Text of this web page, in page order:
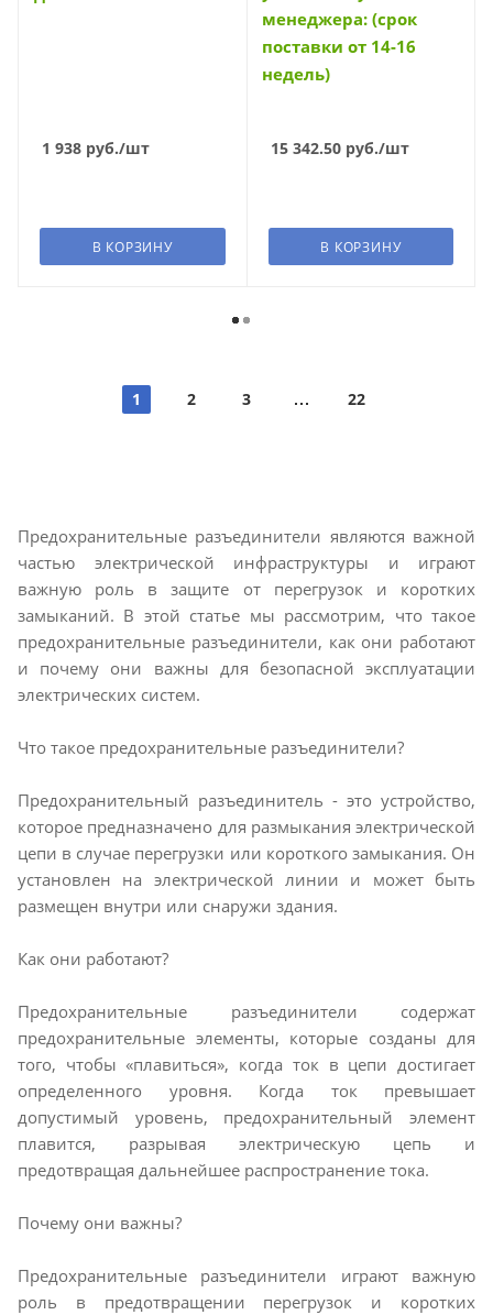
1 938 руб./шт
В КОРЗИНУ
менеджера: (срок
поставки от 14-16
недель)
15 342.50руб./шт
В КОРЗИНУ
1 2 3 22
Предохранительные разъединители являются важной
частью электрической инфраструктуры и играют
важную роль в защите от перегрузок и коротких
замыканий. В этой статье мы рассмотрим, что такое
предохранительные разъединители, как они работают
и почему они важны для безопасной эксплуатации
электрических систем.
Что такое предохранительные разъединители?
Предохранительный разъединитель - это устройство,
которое предназначено для размыкания электрической
цепи в случае перегрузки или короткого замыкания. Он
установлен на электрической линии и может быть
размещен внутри или снаружи здания.
Как они работают?
Предохранительные разъединители содержат
предохранительные элементы, которые созданы для
того, чтобы «плавиться», когда ток в цепи достигает
определенного уровня. Когда ток превышает
допустимый уровень, предохранительный элемент
плавится, разрывая электрическую цепь и
предотвращая дальнейшее распространение тока.
Почему они важны?
Предохранительные разъединители играют важную
роль в предотвращении перегрузок и коротких